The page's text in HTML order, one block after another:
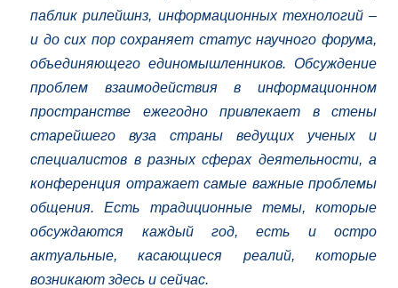
паблик рилейшнз, информационных технологий –
и до сих пор сохраняет статус научного форума,
объединяющего единомышленников. Обсуждение
проблем взаимодействия в информационном
пространстве ежегодно привлекает в стены
старейшего вуза страны ведущих ученых и
специалистов в разных сферах деятельности, а
конференция отражает самые важные проблемы
общения. Есть традиционные темы, которые
обсуждаются каждый год, есть и остро
актуальные, касающиеся реалий, которые
возникают здесь и сейчас.